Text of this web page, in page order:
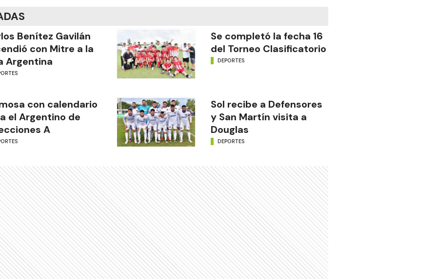
Benítez Gavilán
con Mitre a la
Argentina
Se completó la fecha 16
del Torneo Clasificatorio
DEPORTES
con calendario
el Argentino de
A
Sol recibe a Defensores
y San Martín visita a
Douglas
DEPORTES